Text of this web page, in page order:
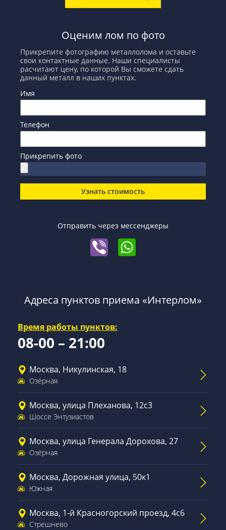
Оценим лом по фото
Прикрепите фотографию металлолома и оставьте
свои контактные данные. Наши специалисты
расчитают цену, по которой Вы сможете сдать
данный металл в наших пунктах.
Имя
Телефон
Прикрепить фото
Узнать стоимость
Отправить через мессенджеры
Адреса пунктов приема «Интерлом»
Время работы пунктов:
08-00 – 21:00
Москва, Никулинская, 18
Озёрная
Москва, улица Плеханова, 12с3
Шоссе Энтузиастов
Москва, улица Генерала Дорохова, 27
Озёрная
Москва, Дорожная улица, 50к1
Южная
Москва, 1-й Красногорский проезд, 4с6
Стрешнево